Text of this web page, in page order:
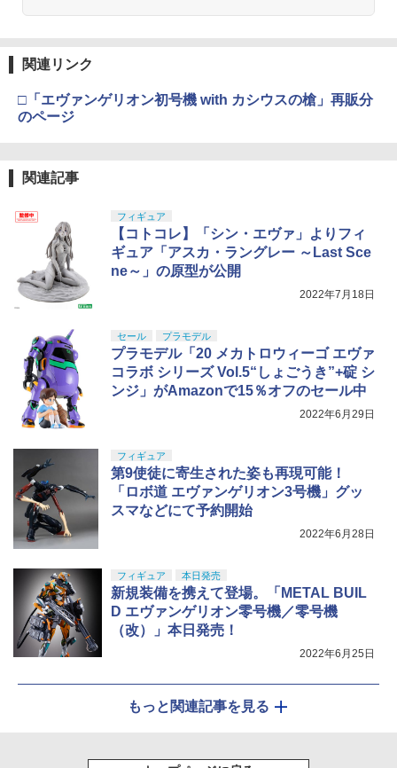
関連リンク
□「エヴァンゲリオン初号機 with カシウスの槍」再販分
のページ
関連記事
フィギュア
【コトコレ】「シン・エヴァ」よりフィ
ギュア「アスカ・ラングレー ～Last Sce
ne～」の原型が公開
2022年7月18日
セール プラモデル
プラモデル「20 メカトロウィーゴ エヴァ
コラボ シリーズ Vol.5“しょごうき”+碇 シ
ンジ」がAmazonで15％オフのセール中
2022年6月29日
フィギュア
第9使徒に寄生された姿も再現可能！
「ロボ道 エヴァンゲリオン3号機」グッ
スマなどにて予約開始
2022年6月28日
フィギュア 本日発売
新規装備を携えて登場。「METAL BUIL
D エヴァンゲリオン零号機／零号機
（改）」本日発売！
2022年6月25日
もっと関連記事を見る